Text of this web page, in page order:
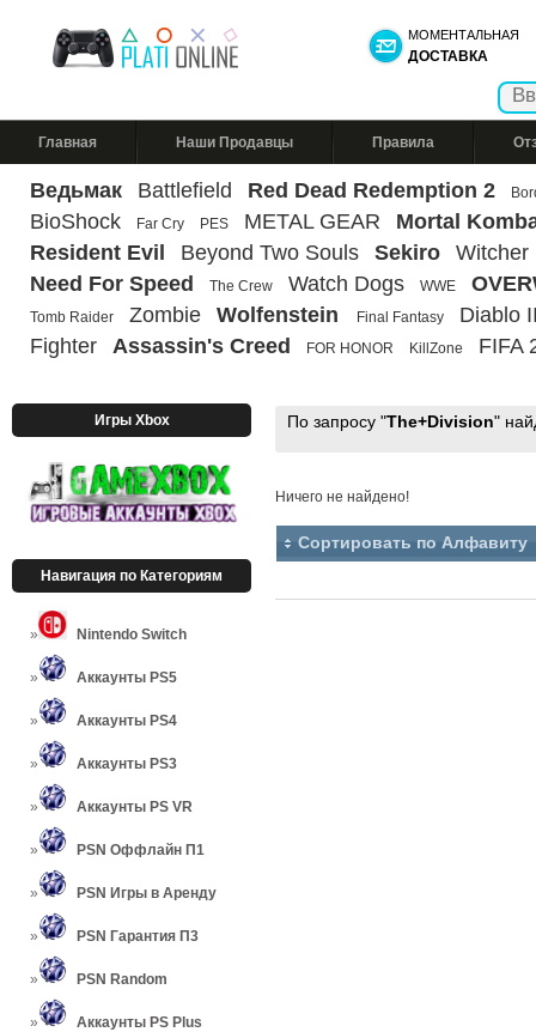
МОМЕНТАЛЬНАЯ
ДОСТАВКА
Главная Наши Продавцы Правила
Ведьмак Battlefield Red Dead Redemption 2
BioShock Far Cry PES METAL GEAR
Mortal
Resident Evil
Beyond Two Souls Sekiro
Witcher
Need For Speed
The Crew Watch Dogs WWE
Tomb Raider Zombie Wolfenstein Final Fantasy
Diablo
Fighter
Assassin's Creed FOR HONOR KillZone FIFA
Игры Xbox
Навигация по Категориям
Nintendo Switch
Аккаунты PS5
Аккаунты PS4
Аккаунты PS3
Аккаунты PS VR
PSN Оффлайн П1
PSN Игры в Аренду
PSN Гарантия П3
PSN Random
Аккаунты PS Plus
По запросу "The+Division"
Ничего не найдено!
Сортировать по Алфавиту